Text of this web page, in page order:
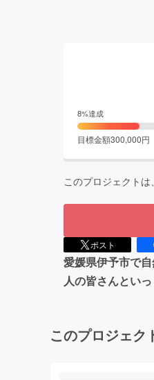
8%達成
目標金額300,000円
このプロジェクトは、
ポスト
愛媛県伊予市で
人の皆さんとい
このプロジェク